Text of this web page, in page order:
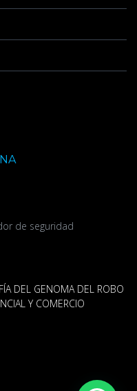
de seguridad
DEL GENOMA DEL ROBO
Y COMERCIO